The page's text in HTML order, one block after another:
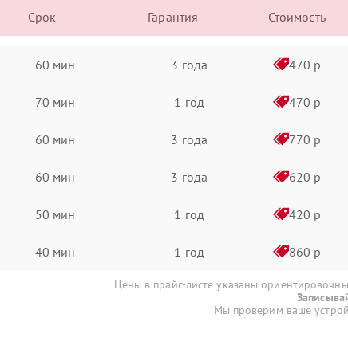
Срок Гарантия Стоимость
60 мин 3 года 470 р
70 мин 1 год 470 р
60 мин 3 года 770 р
60 мин 3 года 620 р
50 мин 1 год 420 р
40 мин 1 год 860 р
Цены в прайс-листе указаны
Мы проверим ваше